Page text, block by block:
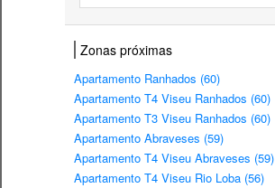
Zonas próximas
Apartamento Ranhados (60)
Apartamento T4 Viseu Ranhados (60)
Apartamento T3 Viseu Ranhados (60)
Apartamento Abraveses (59)
Apartamento T4 Viseu Abraveses (59)
Apartamento T4 Viseu Rio Loba (56)